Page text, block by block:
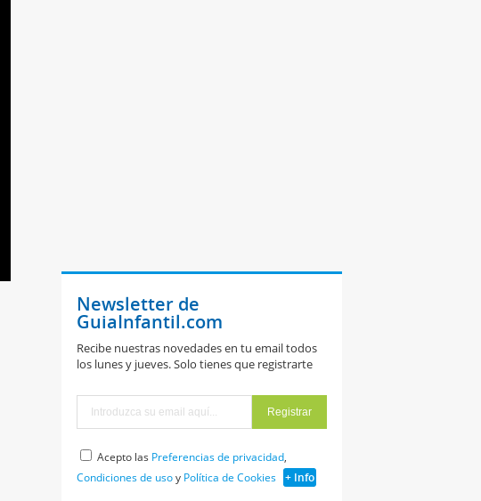
Newsletter de
GuiaInfantil.com
Recibe nuestras novedades en tu email todos
los lunes y jueves. Solo tienes que registrarte
Acepto las Preferencias de privacidad,
Condiciones de usoy Política de Cookies + Info